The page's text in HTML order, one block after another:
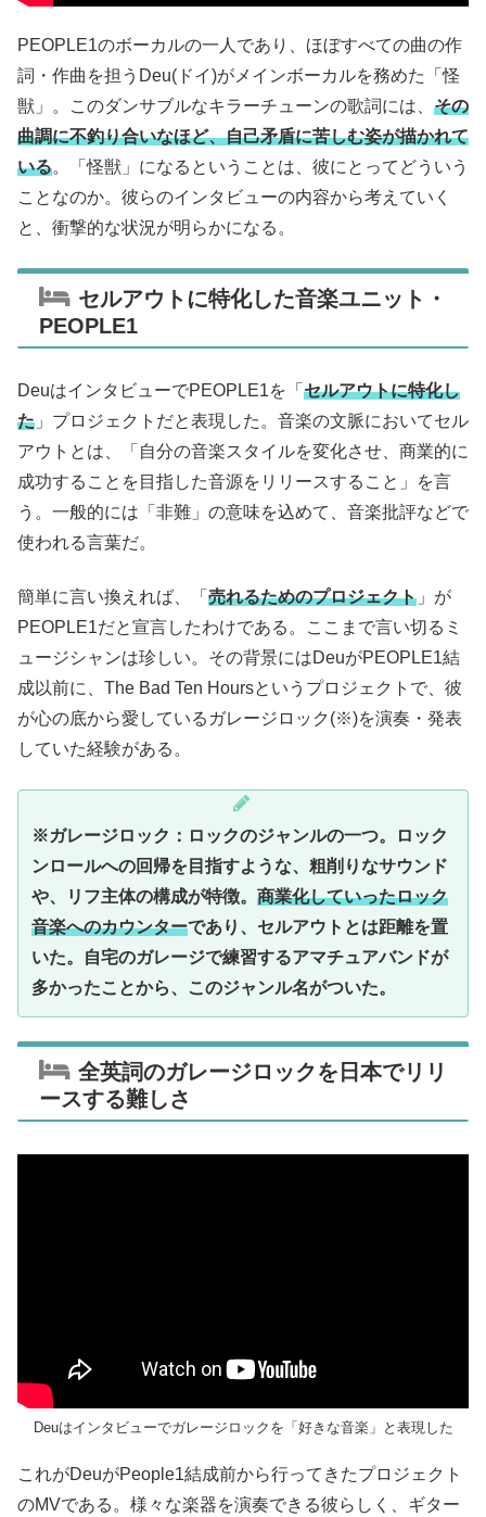
PEOPLE1のボーカルの一人であり、ほぼすべての曲の作
詞・作曲を担うDeu(ドイ)がメインボーカルを務めた「怪
獣」。このダンサブルなキラーチューンの歌詞には、 その
曲調に不釣り合いなほど、自己矛盾に苦しむ姿が描かれて
いる。「怪獣」になるということは、彼にとってどういう
ことなのか。彼らのインタビューの内容から考えていく
と、衝撃的な状況が明らかになる。
セルアウトに特化した音楽ユニット・
PEOPLE1
DeuはインタビューでPEOPLE1を「 セルアウトに特化し
た 」プロジェクトだと表現した。音楽の文脈においてセル
アウトとは、「自分の音楽スタイルを変化させ、商業的に
成功することを目指した音源をリリースすること」を言
う。一般的には「非難」の意味を込めて、音楽批評などで
使われる言葉だ。
簡単に言い換えれば、「 売れるためのプロジェクト 」が
PEOPLE1だと宣言したわけである。ここまで言い切るミ
ュージシャンは珍しい。その背景にはDeuがPEOPLE1結
成以前に、The Bad Ten Hoursというプロジェクトで、彼
が心の底から愛しているガレージロック(※)を演奏・発表
していた経験がある。
※ガレージロック：ロックのジャンルの一つ。ロック
ンロールへの回帰を目指すような、粗削りなサウンド
や、リフ主体の構成が特徴。 商業化していったロック
音楽へのカウンターであり、セルアウトとは距離を置
いた。自宅のガレージで練習するアマチュアバンドが
多かったことから、このジャンル名がついた。
全英詞のガレージロックを日本でリリ
ースする難しさ
Deuはインタビューでガレージロックを「好きな音楽」と表現した
これがDeuがPeople1結成前から行ってきたプロジェクト
のMVである。様々な楽器を演奏できる彼らしく、ギター